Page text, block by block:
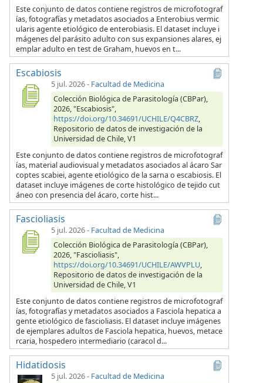
Este conjunto de datos contiene registros de microfotograf
ías, fotografías y metadatos asociados a Enterobius vermic
ularis agente etiológico de enterobiasis. El dataset incluye i
mágenes del parásito adulto con sus expansiones alares, ej
emplar adulto en test de Graham, huevos en t...
Escabiosis
5 jul. 2026- Facultad de Medicina
Colección Biológica de Parasitología (CBPar),
2026, "Escabiosis",
https://doi.org/10.34691/UCHILE/Q4CBRZ,
Repositorio de datos de investigación de la
Universidad de Chile, V1
Este conjunto de datos contiene registros de microfotograf
ías, material audiovisual y metadatos asociados al ácaro Sar
coptes scabiei, agente etiológico de la sarna o escabiosis. El
dataset incluye imágenes de corte histológico de tejido cut
áneo con presencia del ácaro, corte hist...
Fascioliasis
5 jul. 2026- Facultad de Medicina
Colección Biológica de Parasitología (CBPar),
2026, "Fascioliasis",
https://doi.org/10.34691/UCHILE/AWVPLU,
Repositorio de datos de investigación de la
Universidad de Chile, V1
Este conjunto de datos contiene registros de microfotograf
ías, fotografías y metadatos asociados a Fasciola hepatica a
gente etiológico de fascioliasis. El dataset incluye imágenes
de ejemplares adultos de Fasciola hepatica, huevos, metace
rcaria, hospedero intermediario (caracol d...
Hidatidosis
5 jul. 2026- Facultad de Medicina